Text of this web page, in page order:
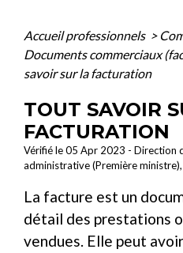
Accueil professionnels >
Documents commerciaux
savoir sur la facturation
TOUT SAVOIR
FACTURATION
Vérifié le 05 Apr 2023 - Direction
administrative (Première
La facture est un
détail des prestations
vendues. Elle peut